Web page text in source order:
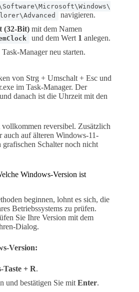
navigieren.
(32-Bit) mit dem Namen
und dem Wert 1 anlegen.
Manager neu starten.
von Strg + Umschalt + Esc und
im Task-Manager. Der
danach ist die Uhrzeit mit den
reversibel. Zusätzlich
auch auf älteren Windows-11-
Schalter noch nicht
Windows-Version ist
beginnen, lohnt es sich, die
Betriebssystems zu prüfen.
Sie Ihre Version mit dem
Dialog.
Version:
Taste + R.
und bestätigen Sie mit Enter.